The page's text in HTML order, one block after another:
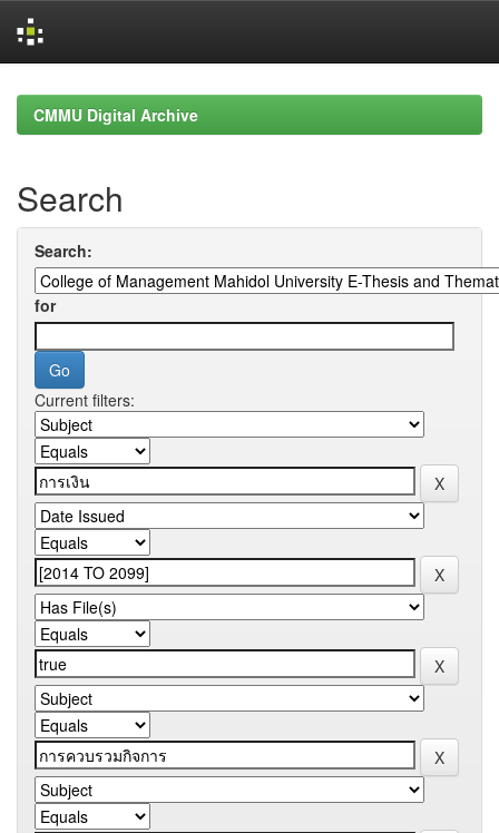
navigationCMMU Digital Archive
Search
Search:
for
Current filters: